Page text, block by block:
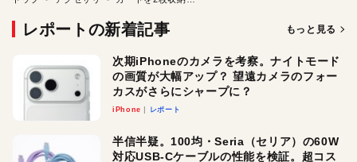
レポートの新着記事 もっと見る
次期iPhoneのカメラを考察。ナイトモード
の画質が大幅アップ？ 望遠カメラのフォー
カスがさらにシャープに？
iPhone レポート
半信半疑。100均・Seria（セリア）の60W
対応USB-Cケーブルの性能を検証。超コス